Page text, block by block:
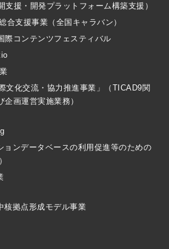
支援・開発プラットフォーム構築支援）
合支援事業（全国キャラバン）
際コンテンツフェスティバル
文化交流・協力推進事業」（TICAD9関
画運営実施業務）
ョンデータベースの利用促進等のための
核拠点形成モデル事業